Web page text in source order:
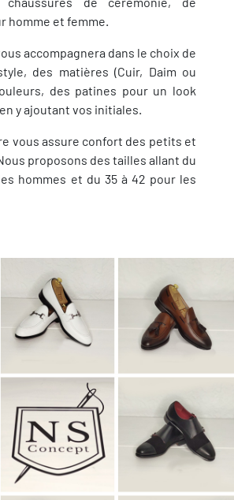
homme et femme.
accompagnera dans le choix de
des matières (Cuir, Daim ou
des patines pour un look
y ajoutant vos initiales.
vous assure confort des petits et
proposons des tailles allant du
hommes et du 35 à 42 pour les